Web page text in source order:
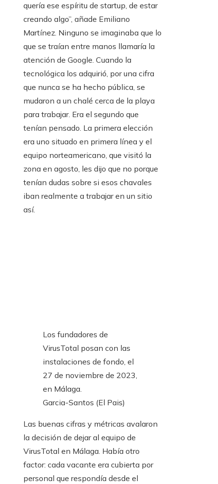
quería ese espíritu de startup, de estar
creando algo”, añade Emiliano
Martínez. Ninguno se imaginaba que lo
que se traían entre manos llamaría la
atención de Google. Cuando la
tecnológica los adquirió, por una cifra
que nunca se ha hecho pública, se
mudaron a un chalé cerca de la playa
para trabajar. Era el segundo que
tenían pensado. La primera elección
era uno situado en primera línea y el
equipo norteamericano, que visitó la
zona en agosto, les dijo que no porque
tenían dudas sobre si esos chavales
iban realmente a trabajar en un sitio
así.
Los fundadores de
VirusTotal posan con las
instalaciones de fondo, el
27 de noviembre de 2023,
en Málaga.
Garcia-Santos (El Pais)
Las buenas cifras y métricas avalaron
la decisión de dejar al equipo de
VirusTotal en Málaga. Había otro
factor: cada vacante era cubierta por
personal que respondía desde el